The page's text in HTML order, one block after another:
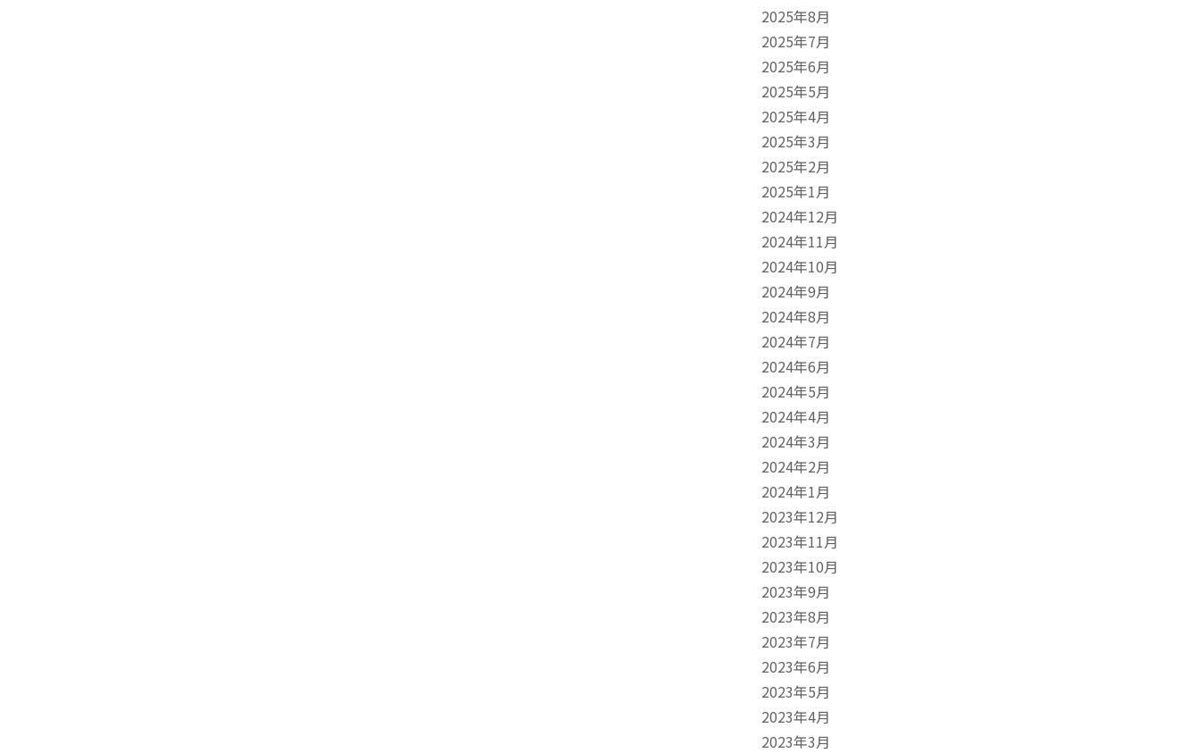
2025年8月
2025年7月
2025年6月
2025年5月
2025年4月
2025年3月
2025年2月
2025年1月
2024年12月
2024年11月
2024年10月
2024年9月
2024年8月
2024年7月
2024年6月
2024年5月
2024年4月
2024年3月
2024年2月
2024年1月
2023年12月
2023年11月
2023年10月
2023年9月
2023年8月
2023年7月
2023年6月
2023年5月
2023年4月
2023年3月